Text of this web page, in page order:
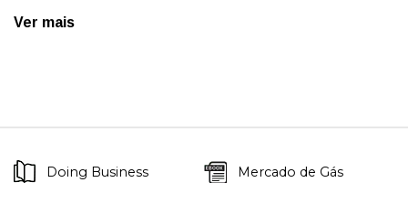
Ver mais
Doing Business Mercado de Gás